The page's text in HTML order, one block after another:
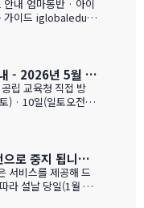
"엄마동반"과 "아
비를 모두 합친 1년
녀가 혼자
태를 한 …
노스밴쿠버 · 랭리 IGE 미니 박람회 안내 - 2026년 5월 9일(토) · 10일(일)
립 교육청 직접 방
) · 10일(일토오전 1
남구 언주로 201, 2
교육청노스밴쿠버
다운타운에서 Lions
주거 중심 지역입
메트로 지역 중 가
IGE홈페이지 2월17일(구정) 서버 이전으로 중지 됩니다.- 이해 부탁 드리며
서비스를 제공해 드
라 설날 당일(1월 29
접속이 일시적으